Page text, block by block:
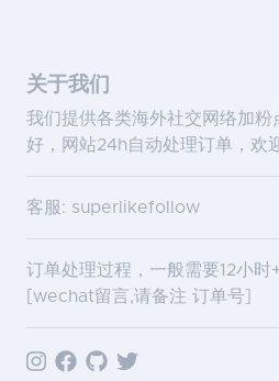
关于我们
我们提供各类海外社交网络加粉
好，网站24h自动处理订单，欢
客服: superlikefollow
订单处理过程，一般需要12小时
[wechat留言,请备注 订单号]